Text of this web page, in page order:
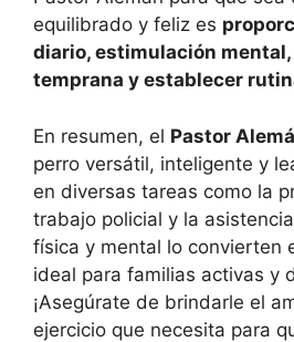
equilibrado y feliz es
diario, estimulación
temprana y establecer
En resumen, el Pastor
perro versátil, inteligente y
en diversas tareas como la
trabajo policial y la
física y mental lo convierten
ideal para familias activas y
¡Asegúrate de brindarle el
ejercicio que necesita para